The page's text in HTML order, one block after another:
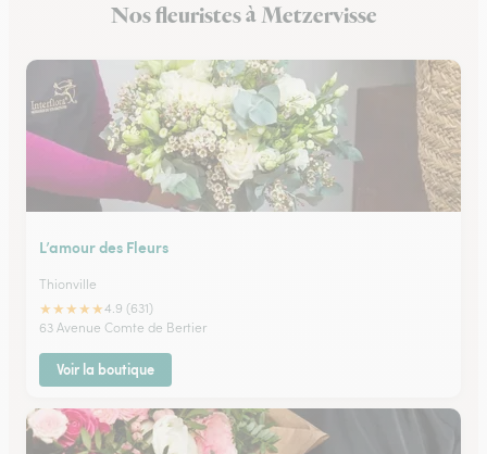
Fleuristes à Peltre
Nos fleuristes à Metzervisse
L’amour des Fleurs
Thionville
★★★★★4.9 (631)
63 Avenue Comte de Bertier
Voir la boutique